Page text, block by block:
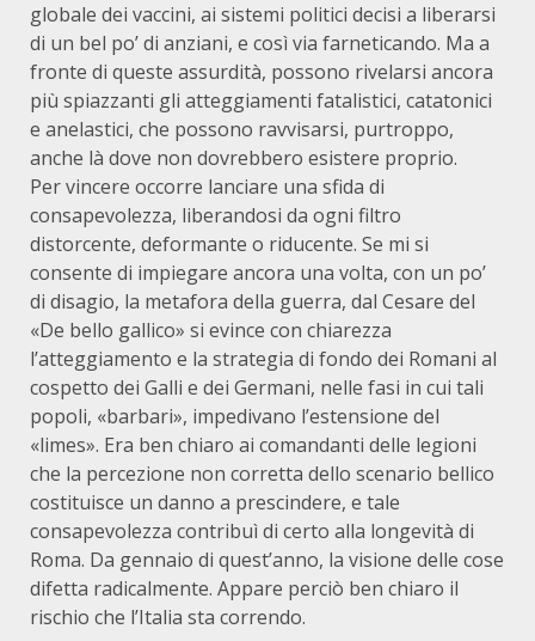
globale dei vaccini, ai sistemi politici decisi a liberarsi
di un bel po’ di anziani, e così via farneticando. Ma a
fronte di queste assurdità, possono rivelarsi ancora
più spiazzanti gli atteggiamenti fatalistici, catatonici
e anelastici, che possono ravvisarsi, purtroppo,
anche là dove non dovrebbero esistere proprio.
Per vincere occorre lanciare una sfida di
consapevolezza, liberandosi da ogni filtro
distorcente, deformante o riducente. Se mi si
consente di impiegare ancora una volta, con un po’
di disagio, la metafora della guerra, dal Cesare del
«De bello gallico» si evince con chiarezza
l’atteggiamento e la strategia di fondo dei Romani al
cospetto dei Galli e dei Germani, nelle fasi in cui tali
popoli, «barbari», impedivano l’estensione del
«limes». Era ben chiaro ai comandanti delle legioni
che la percezione non corretta dello scenario bellico
costituisce un danno a prescindere, e tale
consapevolezza contribuì di certo alla longevità di
Roma. Da gennaio di quest’anno, la visione delle cose
difetta radicalmente. Appare perciò ben chiaro il
rischio che l’Italia sta correndo.